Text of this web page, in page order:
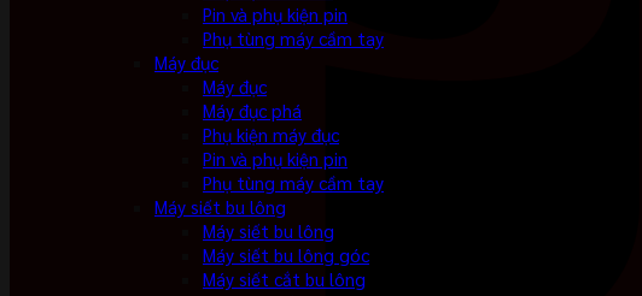
Pin và phụ kiện pin
Phụ tùng máy cầm tay
Máy đục
Máy đục
Máy đục phá
Phụ kiện máy đục
Pin và phụ kiện pin
Phụ tùng máy cầm tay
Máy siết bu lông
Máy siết bu lông
Máy siết bu lông góc
Máy siết cắt bu lông